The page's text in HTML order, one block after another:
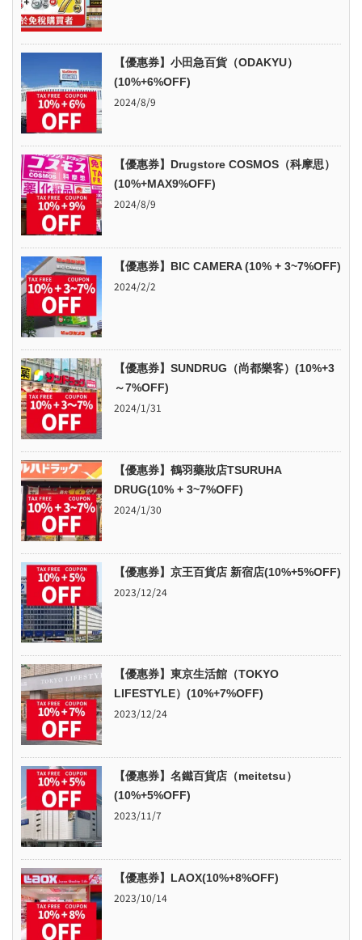
【優惠券】小田急百貨（ODAKYU）
(10%+6%OFF)
2024/8/9
【優惠券】Drugstore COSMOS（科摩思）
(10%+MAX9%OFF)
2024/8/9
【優惠券】BIC CAMERA (10% + 3~7%OFF)
2024/2/2
【優惠券】SUNDRUG（尚都樂客）(10%+3
～7%OFF)
2024/1/31
【優惠券】鶴羽藥妝店TSURUHA
DRUG(10% + 3~7%OFF)
2024/1/30
【優惠券】京王百貨店 新宿店(10%+5%OFF)
2023/12/24
【優惠券】東京生活館（TOKYO
LIFESTYLE）(10%+7%OFF)
2023/12/24
【優惠券】名鐵百貨店（meitetsu）
(10%+5%OFF)
2023/11/7
【優惠券】LAOX(10%+8%OFF)
2023/10/14